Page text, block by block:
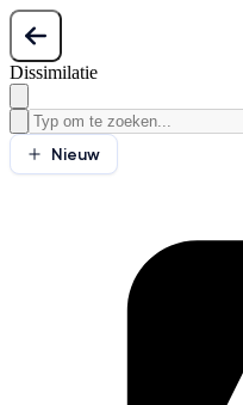
Dissimilatie
Nieuw